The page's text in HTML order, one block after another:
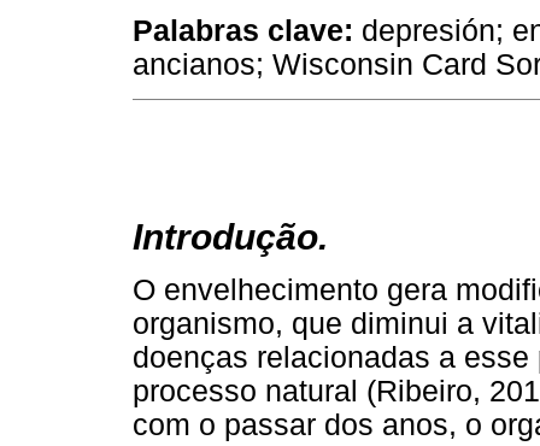
Palabras clave: depresión;
ancianos; Wisconsin Card
Introdução.
O envelhecimento gera
organismo, que diminui a
doenças relacionadas a
processo natural (Ribeiro,
com o passar dos anos, o